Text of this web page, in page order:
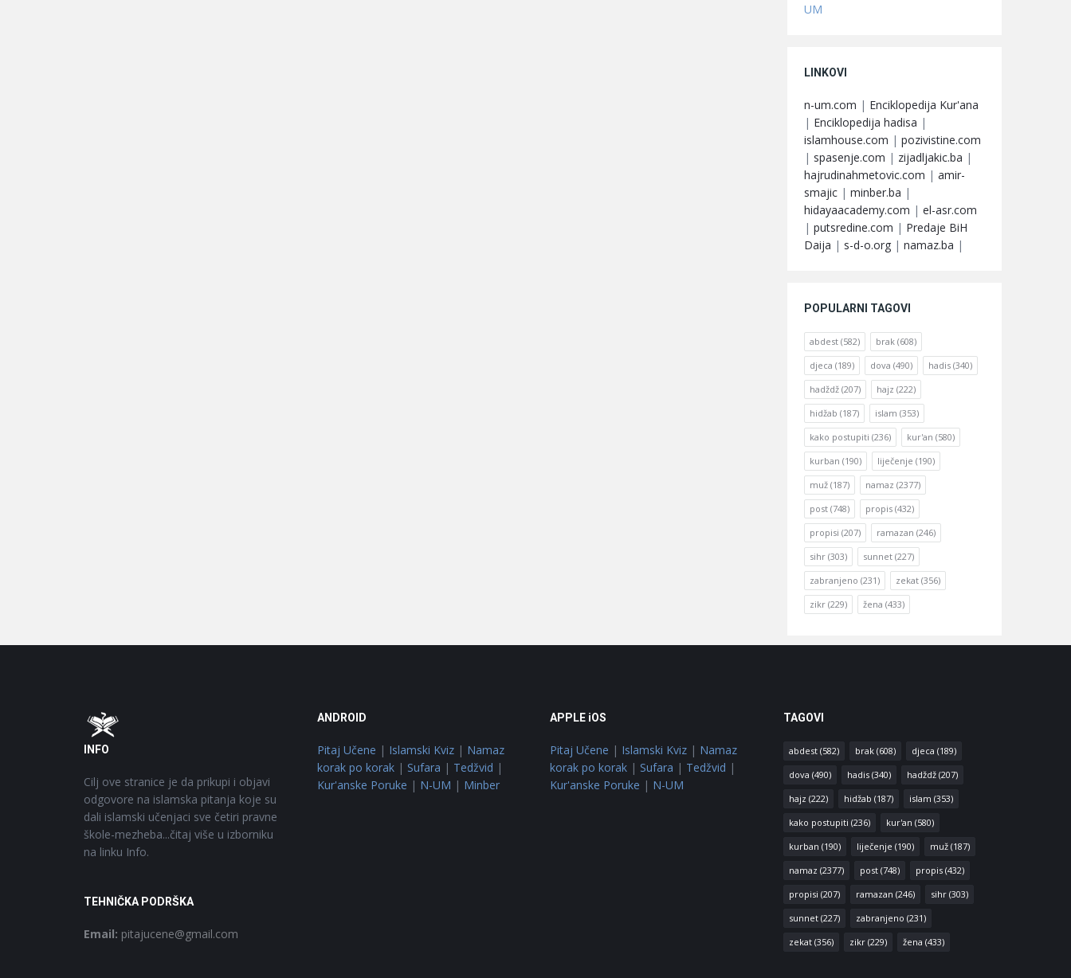
UM
LINKOVI
n-um.com | Enciklopedija Kur'ana
| Enciklopedija hadisa |
islamhouse.com | pozivistine.com
| spasenje.com | zijadljakic.ba |
hajrudinahmetovic.com | amir-
smajic | minber.ba |
hidayaacademy.com | el-asr.com
| putsredine.com | Predaje BiH
Daija | s-d-o.org | namaz.ba |
POPULARNI TAGOVI
abdest (582) brak (608)
djeca (189) dova (490) hadis (340)
hadždž (207) hajz (222)
hidžab (187) islam (353)
kako postupiti (236) kur'an (580)
kurban (190) liječenje (190)
muž (187) namaz (2377)
post (748) propis (432)
propisi (207) ramazan (246)
sihr (303) sunnet (227)
zabranjeno (231) zekat (356)
zikr (229) žena (433)
Footer
INFO
Cilj ove stranice je da prikupi i objavi
odgovore na islamska pitanja koje su
dali islamski učenjaci sve četiri pravne
škole-mezheba...čitaj više u izborniku
na linku Info.
TEHNIČKA PODRŠKA
Email: pitajucene@gmail.com
ANDROID
Pitaj Učene | Islamski Kviz| Namaz
korak po korak| Sufara | Tedžvid |
Kur'anske Poruke | N-UM | Minber
APPLE iOS
Pitaj Učene | Islamski Kviz | Namaz
korak po korak | Sufara | Tedžvid |
Kur'anske Poruke | N-UM
TAGOVI
abdest(582) brak(608) djeca (189)
dova (490) hadis(340) hadždž(207)
hajz (222) hidžab (187) islam (353)
kako postupiti (236) kur'an (580)
kurban (190) liječenje (190) muž(187)
namaz (2377) post(748) propis(432)
propisi (207) ramazan (246) sihr(303)
sunnet(227) zabranjeno (231)
zekat(356) zikr(229) žena (433)